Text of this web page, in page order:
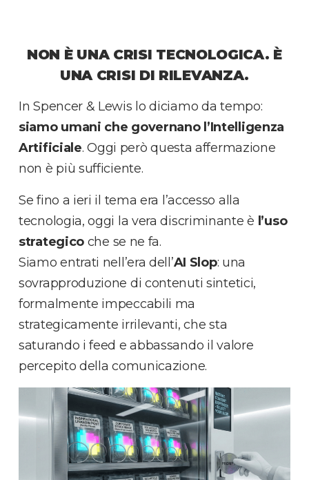
NON È UNA CRISI TECNOLOGICA. È
UNA CRISI DI RILEVANZA.
In Spencer & Lewis lo diciamo da tempo:
siamo umani che governano l’Intelligenza
Artificiale. Oggi però questa affermazione
non è più sufficiente.
Se fino a ieri il tema era l’accesso alla
tecnologia, oggi la vera discriminante è l’uso
strategico che se ne fa.
Siamo entrati nell’era dell’AI Slop: una
sovrapproduzione di contenuti sintetici,
formalmente impeccabili ma
strategicamente irrilevanti, che sta
saturando i feed e abbassando il valore
percepito della comunicazione.